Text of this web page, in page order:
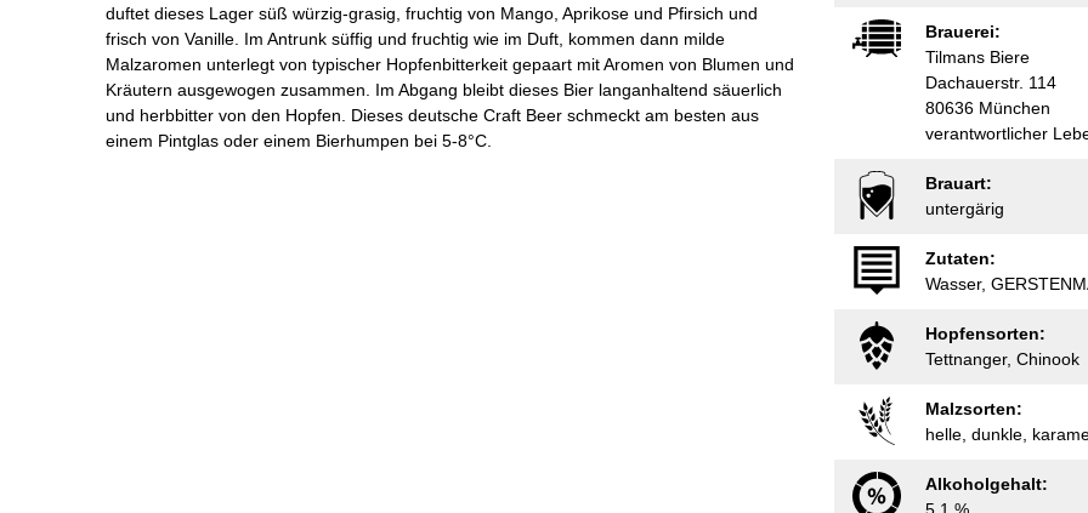
duftet dieses Lager süß würzig-grasig, fruchtig von Mango, Aprikose und Pfirsich und
frisch von Vanille. Im Antrunk süffig und fruchtig wie im Duft, kommen dann milde
Malzaromen unterlegt von typischer Hopfenbitterkeit gepaart mit Aromen von Blumen und
Kräutern ausgewogen zusammen. Im Abgang bleibt dieses Bier langanhaltend säuerlich
und herbbitter von den Hopfen. Dieses deutsche Craft Beer schmeckt am besten aus
einem Pintglas oder einem Bierhumpen bei 5-8°C.
Brauerei:
Tilmans Biere
Dachauerstr. 114
80636 München
verantwortlicher
Brauart:
untergärig
Zutaten:
Wasser,
Hopfensorten:
Tettnanger, Chinook
Malzsorten:
helle, dunkle,
Alkoholgehalt: